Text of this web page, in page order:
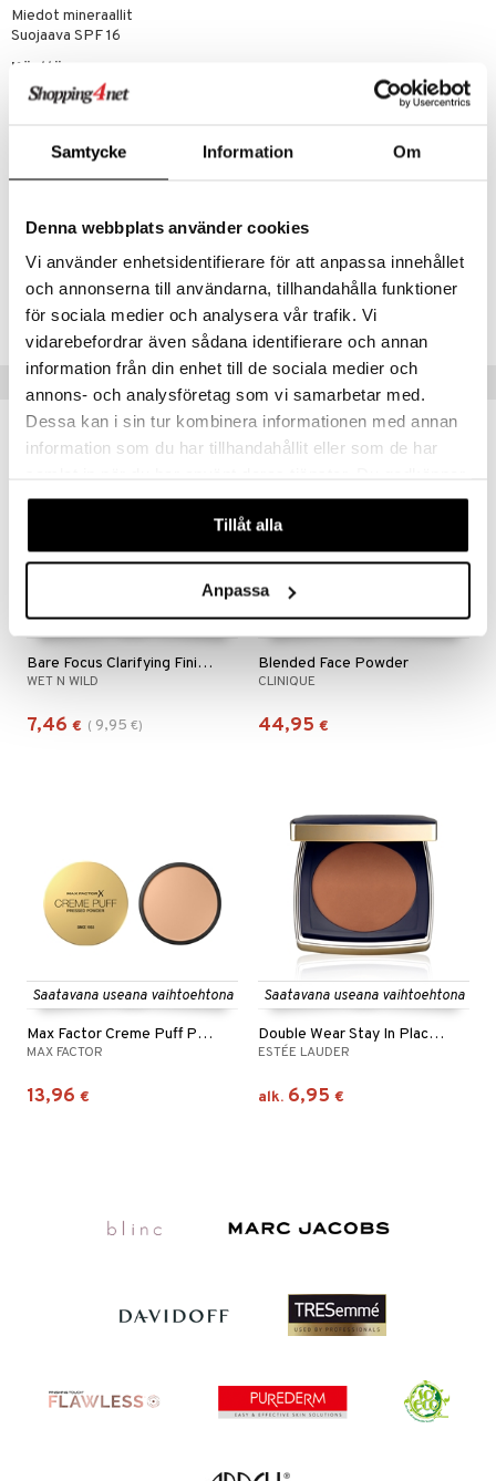
Samtycke Information Om
Denna webbplats använder cookies
Vi använder enhetsidentifierare för att anpassa innehållet
och annonserna till användarna, tillhandahålla funktioner
för sociala medier och analysera vår trafik. Vi
vidarebefordrar även sådana identifierare och annan
information från din enhet till de sociala medier och
annons- och analysföretag som vi samarbetar med.
Dessa kan i sin tur kombinera informationen med annan
information som du har tillhandahållit eller som de har
våra cookies vid fortsatt användande av vår webbplats.
Tillåt alla
Anpassa
Miedot mineraallit
Suojaava SPF 16
Käyttö
Käytä mukana olevaa aplikaattoria ja levitä varovaisesti kasvoille.
MICA, TITANIUM DIOXIDE, ZINC OXIDE, LAUROYL LYSINE, ZINC
STEARATE, BORON NITRIDE, PHENOXYETHANOL, CAPRYLYL
5-OL, CI 77491, CI 77492, CI 77499. +/-: CI 77891. [1807-1]
Tuotenumero
CPH12-PJ-12-TRA-XX
Saatavana useana vaihtoehtona
Bare Focus Clarifying Finishing Powder
WET N WILD
7,46 € ( 9,95 €)
kampanja -25%
Saatavana useana vaihtoehtona
Blended Face Powder
CLINIQUE
44,95 €
Saatavana useana vaihtoehtona
Max Factor Creme Puff Pressed Power
MAX FACTOR
13,96 €
Saatavana useana vaihtoehtona
Double Wear Stay In Place Matte Powder Foundation
ESTÉE LAUDER
alk. 6,95 €